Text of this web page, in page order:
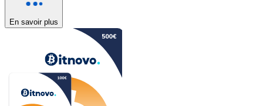
En savoir plus